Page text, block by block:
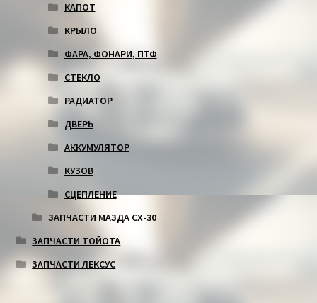
КАПОТ
КРЫЛО
ФАРА, ФОНАРИ, ПТФ
СТЕКЛО
РАДИАТОР
ДВЕРЬ
АККУМУЛЯТОР
КУЗОВ
СЦЕПЛЕНИЕ
ЗАПЧАСТИ МАЗДА СХ-30
ЗАПЧАСТИ ТОЙОТА
ЗАПЧАСТИ ЛЕКСУС